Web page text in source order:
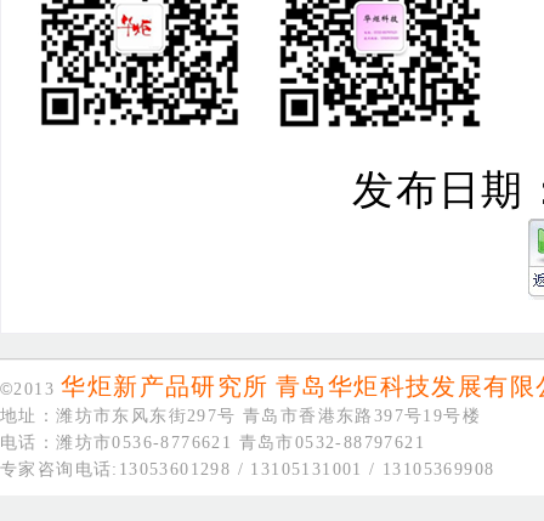
发布日期
©2013华炬新产品研究所 青岛华炬科技发展有限
地址：潍坊市东风东街297号 青岛市香港东路397号19号楼
电话：潍坊市0536-8776621 青岛市0532-88797621
专家咨询电话:13053601298 / 13105131001 / 13105369908